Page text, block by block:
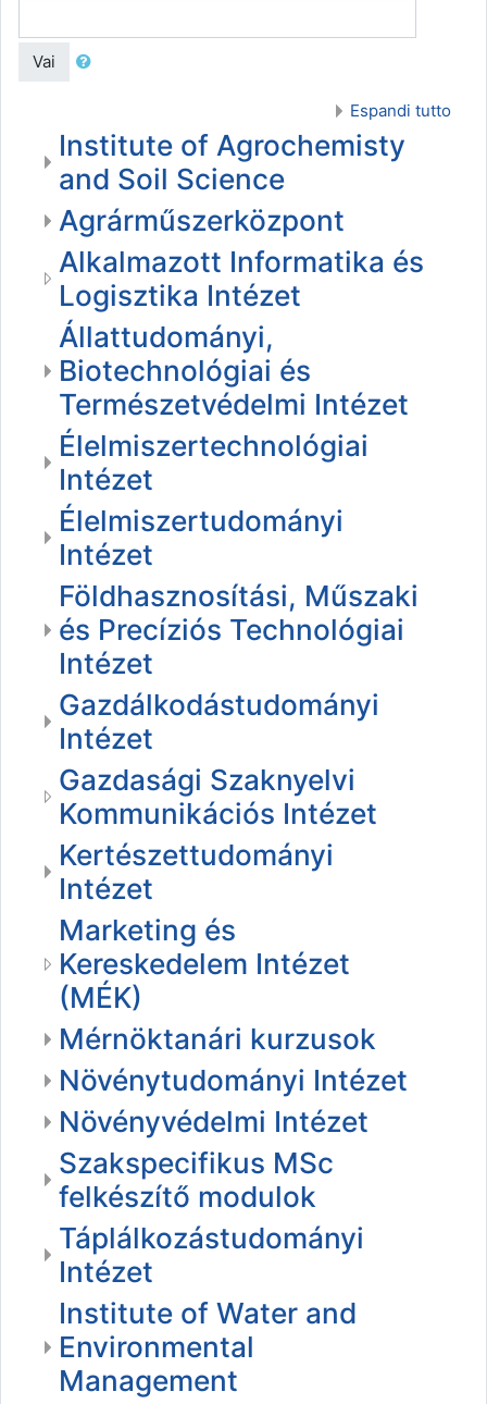
Vai
Espandi tutto
Institute of Agrochemisty
and Soil Science
Agrárműszerközpont
Alkalmazott Informatika és
Logisztika Intézet
Állattudományi,
Biotechnológiai és
Természetvédelmi Intézet
Élelmiszertechnológiai
Intézet
Élelmiszertudományi
Intézet
Földhasznosítási, Műszaki
és Precíziós Technológiai
Intézet
Gazdálkodástudományi
Intézet
Gazdasági Szaknyelvi
Kommunikációs Intézet
Kertészettudományi
Intézet
Marketing és
Kereskedelem Intézet
(MÉK)
Mérnöktanári kurzusok
Növénytudományi Intézet
Növényvédelmi Intézet
Szakspecifikus MSc
felkészítő modulok
Táplálkozástudományi
Intézet
Institute of Water and
Environmental
Management